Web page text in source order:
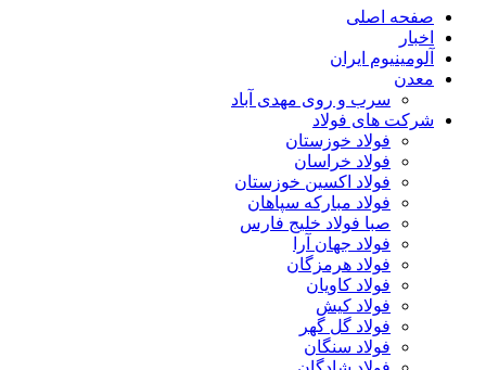
صفحه اصلی
اخبار
آلومینیوم ایران
معدن
سرب و روی مهدی آباد
شرکت های فولاد
فولاد خوزستان
فولاد خراسان
فولاد اکسین خوزستان
فولاد مبارکه سپاهان
صبا فولاد خلیج فارس
فولاد جهان آرا
فولاد هرمزگان
فولاد کاویان
فولاد کیش
فولاد گل گهر
فولاد سنگان